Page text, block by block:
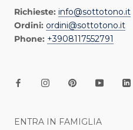
Richieste: info@sottotono.it
Ordini: ordini@sottotono.it
Phone: +3908117552791
ENTRA IN FAMIGLIA